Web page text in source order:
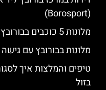
(Borosport)
מלונות 5 כוכבים בבורובץ
מלונות בבורובץ עם
טיפים והמלצות איך
בזול